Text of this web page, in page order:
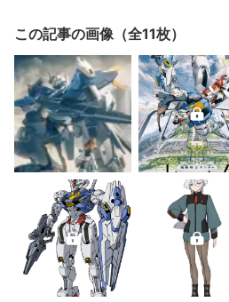
この記事の画像（全11枚）